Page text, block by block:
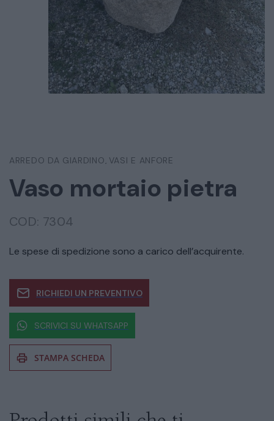
ARREDO DA GIARDINO , VASI E ANFORE
Vaso mortaio pietra
COD: 7304
Le spese di spedizione sono a carico dell’acquirente.
RICHIEDI UN PREVENTIVO
SCRIVICI SU WHATSAPP
STAMPA SCHEDA
esitate a chiedere informazioni